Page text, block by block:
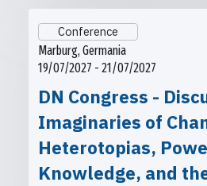
Conference
Marburg, Germania
19/07/2027 - 21/07/2027
DN Congress -
Imaginaries of
Heterotopias,
Knowledge, and